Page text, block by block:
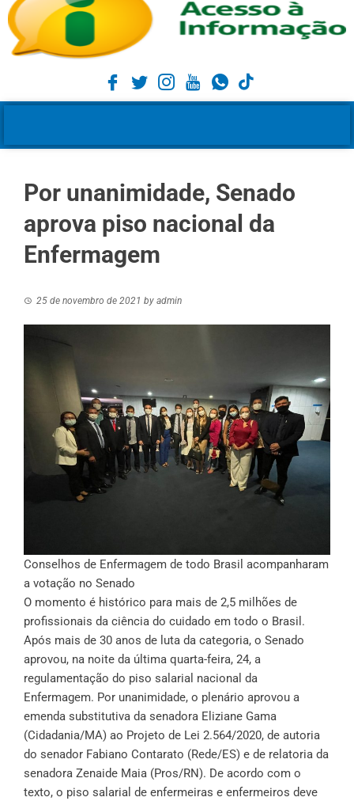
Por unanimidade, Senado
aprova piso nacional da
Enfermagem
25 de novembro de 2021 by admin
Conselhos de Enfermagem de todo Brasil acompanharam
a votação no Senado
O momento é histórico para mais de 2,5 milhões de
profissionais da ciência do cuidado em todo o Brasil.
Após mais de 30 anos de luta da categoria, o Senado
aprovou, na noite da última quarta-feira, 24, a
regulamentação do piso salarial nacional da
Enfermagem. Por unanimidade, o plenário aprovou a
emenda substitutiva da senadora Eliziane Gama
(Cidadania/MA) ao Projeto de Lei 2.564/2020, de autoria
do senador Fabiano Contarato (Rede/ES) e de relatoria da
senadora Zenaide Maia (Pros/RN). De acordo com o
texto, o piso salarial de enfermeiras e enfermeiros deve